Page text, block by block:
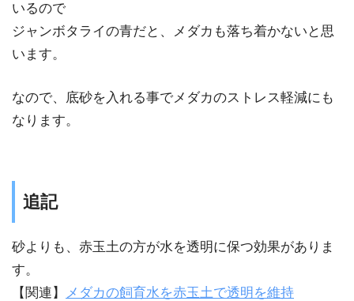
いるので
ジャンボタライの青だと、メダカも落ち着かないと思
います。
なので、底砂を入れる事でメダカのストレス軽減にも
なります。
追記
砂よりも、赤玉土の方が水を透明に保つ効果がありま
す。
【関連】
メダカの飼育水を赤玉土で透明を維持